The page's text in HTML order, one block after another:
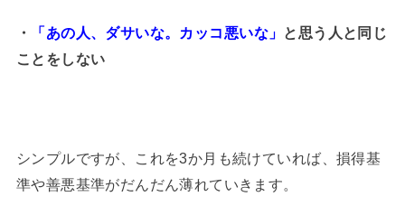
・ 「あの人、ダサいな。カッコ悪いな」 と思う人と同じ
ことをしない
シンプルですが、これを3か月も続けていれば、損得基
準や善悪基準がだんだん薄れていきます。